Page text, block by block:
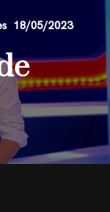
18/05/2023